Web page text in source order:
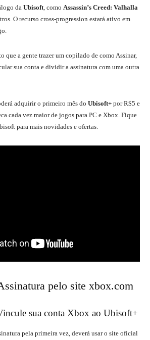
da Ubisoft , como Assassin’s Creed: Valhalla
O recurso cross-progression estará ativo em
que a gente trazer um copilado de como Assinar,
sua conta e dividir a assinatura com uma outra
adquirir o primeiro mês do Ubisoft+ por R$5 e
cada vez maior de jogos para PC e Xbox. Fique
para mais novidades e ofertas.
pelo site xbox.com
sua conta Xbox ao Ubisoft+
pela primeira vez, deverá usar o site oficial